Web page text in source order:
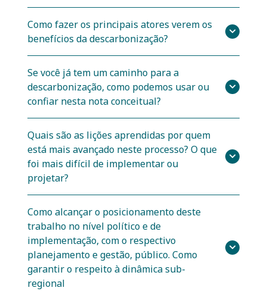
Como fazer os principais atores verem os
benefícios da descarbonização?
Se você já tem um caminho para a
descarbonização, como podemos usar ou
confiar nesta nota conceitual?
Quais são as lições aprendidas por quem
está mais avançado neste processo? O que
foi mais difícil de implementar ou
projetar?
Como alcançar o posicionamento deste
trabalho no nível político e de
implementação, com o respectivo
planejamento e gestão, público. Como
garantir o respeito à dinâmica sub-
regional